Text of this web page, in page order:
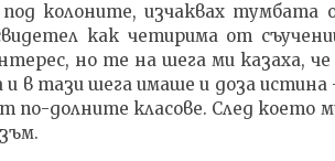
колоните, изчаквах
как четирима от
но те на шега ми казаха,
и в тази шега имаше и доза
по-долните класове. След което